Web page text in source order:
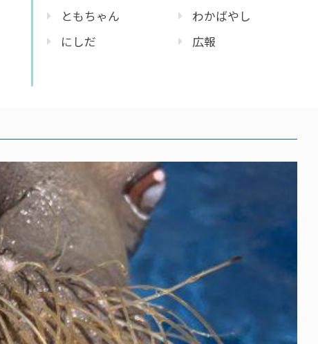
ともちゃん
にしだ
わかばやし
広報